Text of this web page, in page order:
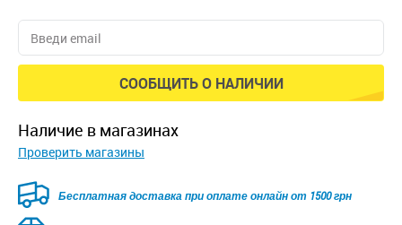
СООБЩИТЬ О НАЛИЧИИ
наличие в магазинах
Проверить магазины
Бесплатная доставка при оплате онлайн от 1500 грн